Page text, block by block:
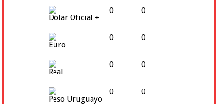
Dólar Oficial +
0 0
Euro
0 0
Real
0 0
Peso Uruguayo
0 0